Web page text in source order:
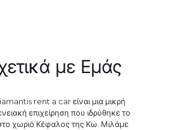
με Εμάς
rent a car είναι μια μικρή
επιχείρηση που ιδρύθηκε το
χωριό Κέφαλος της Κω. Μιλάμε